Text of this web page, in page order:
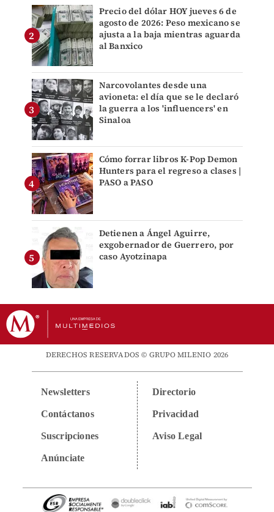
Precio del dólar HOY jueves 6 de
agosto de 2026: Peso mexicano se
ajusta a la baja mientras aguarda
al Banxico
Narcovolantes desde una
avioneta: el día que se le declaró
la guerra a los 'influencers' en
Sinaloa
Cómo forrar libros K-Pop Demon
Hunters para el regreso a clases |
PASO a PASO
Detienen a Ángel Aguirre,
exgobernador de Guerrero, por
caso Ayotzinapa
DERECHOS RESERVADOS © GRUPO MILENIO 2026
Newsletters
Contáctanos
Suscripciones
Anúnciate
Directorio
Privacidad
Aviso Legal